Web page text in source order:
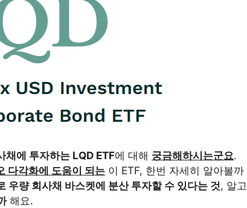
채에 투자하는 LQD ETF에 대해 궁금해하시는군요.
다각화에 도움이 되는 이 ETF, 한번 자세히 알아볼까
우량 회사채 바스켓에 분산 투자할 수 있다는 것, 알고
해요.